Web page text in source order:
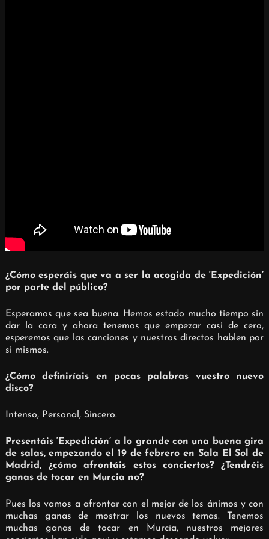
¿Cómo esperáis que va a ser la acogida de ‘Expedición’
por parte del público?
Esperamos que sea buena. Hemos estado mucho tiempo sin
dar la cara y ahora tenemos que empezar casi de cero,
esperemos que las canciones y nuestros directos hablen por
si mismos.
¿Cómo definiríais en pocas palabras vuestro nuevo
disco?
Intenso, Personal, Sincero.
Presentáis ‘Expedición’ a lo grande con una buena gira
de salas, empezando el 19 de febrero en Sala El Sol de
Madrid, ¿cómo afrontáis estos conciertos? ¿Tendréis
ganas de tocar en Murcia no?
Pues los vamos a afrontar con el mejor de los ánimos y con
muchas ganas de mostrar los nuevos temas. Tenemos
muchas ganas de tocar en Murcia, nuestros mejores